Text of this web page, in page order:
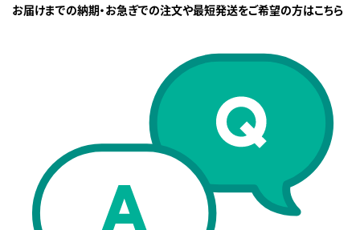
お届けまでの納期・お急ぎでの注文や最短発送をご希望の方はこちら